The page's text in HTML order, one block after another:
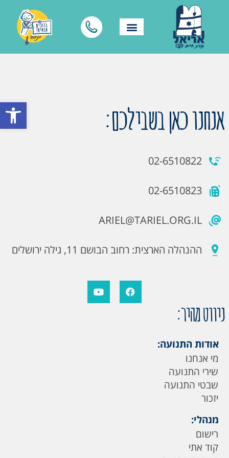
פתח אנחנו כאן בשבילכם:
02-6510822
02-6510823
ARIEL@TARIEL.ORG.IL
ההנהלה הארצית: רחוב הבושם 11, גילה ירושלים
ניווט מהיר:
אודות התנועה:
מי אנחנו
שירי התנועה
שבטי התנועה
יזכור
מנהלי:
רישום
קוד אתי